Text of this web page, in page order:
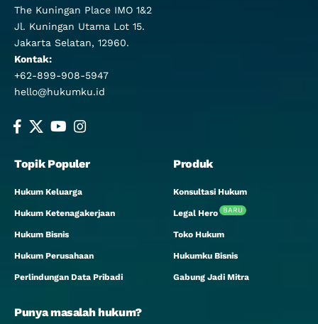
The Kuningan Place IMO 1&2
Jl. Kuningan Utama Lot 15.
Jakarta Selatan, 12960.
Kontak:
+62-899-908-5947
hello@hukumku.id
Topik Populer
Hukum Keluarga
Hukum Ketenagakerjaan
Hukum Bisnis
Hukum Perusahaan
Perlindungan Data Pribadi
Produk
Konsultasi Hukum
Legal Hero BARU
Toko Hukum
Hukumku Bisnis
Gabung Jadi Mitra
Punya masalah hukum?